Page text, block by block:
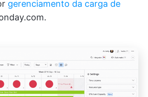
gerenciamento da carga de